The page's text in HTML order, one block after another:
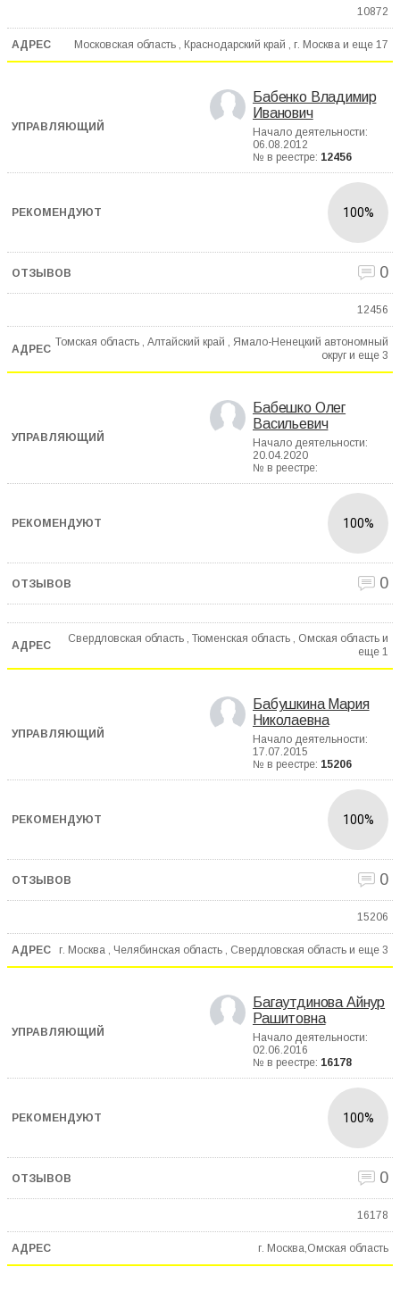
10872
Московская область , Краснодарский край , г. Москва и еще 17
Бабенко Владимир
Иванович
Начало деятельности:
06.08.2012
№ в реестре: 12456
100%
0
12456
Томская область , Алтайский край , Ямало-Ненецкий автономный
округ и еще 3
Бабешко Олег
Васильевич
Начало деятельности:
20.04.2020
№ в реестре:
100%
0
Свердловская область , Тюменская область , Омская область и
еще 1
Бабушкина Мария
Николаевна
Начало деятельности:
17.07.2015
№ в реестре: 15206
100%
0
15206
г. Москва , Челябинская область , Свердловская область и еще 3
Багаутдинова Айнур
Рашитовна
Начало деятельности:
02.06.2016
№ в реестре: 16178
100%
0
16178
г. Москва,Омская область